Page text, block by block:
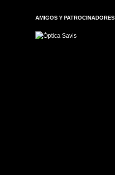
AMIGOS Y PATROCINADORES